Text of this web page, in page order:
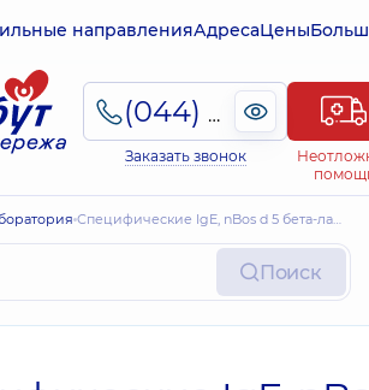
направленияАдресаЦены
(044) 495-2-888
Заказать звонок
Специфические IgE, nBos d 5 бета-лактоглобулин, Молоко (f77)
Поиск